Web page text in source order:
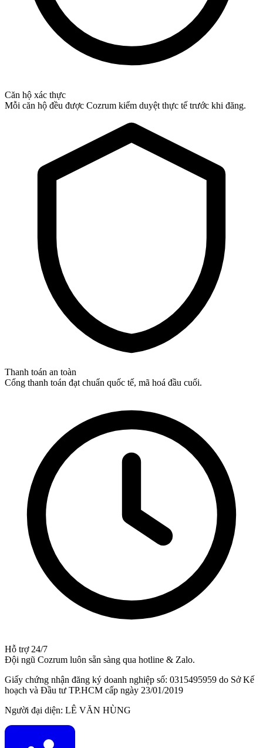
Căn hộ xác thực
Mỗi căn hộ đều được Cozrum kiểm duyệt thực tế trước khi đăng.
Thanh toán an toàn
Cổng thanh toán đạt chuẩn quốc tế, mã hoá đầu cuối.
Hỗ trợ 24/7
Đội ngũ Cozrum luôn sẵn sàng qua hotline & Zalo.
Giấy chứng nhận đăng ký doanh nghiệp số: 0315495959 do Sở Kế
hoạch và Đầu tư TP.HCM cấp ngày 23/01/2019
Người đại diện: LÊ VĂN HÙNG